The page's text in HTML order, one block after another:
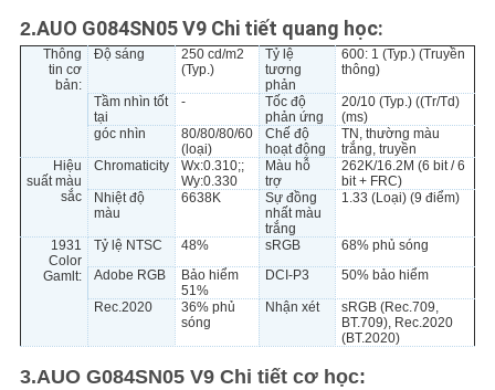
2.AUO G084SN05 V9 Chi tiết quang học:
Thông
tin cơ
bản:
Độ sáng
250 cd/m2
(Typ.)
Tỷ lệ
tương
phản
600: 1 (Typ.) (Truyền
thông)
Tầm nhìn tốt
tại
-
Tốc độ
phản ứng
20/10 (Typ.) ((Tr/Td)
(ms)
góc nhìn
80/80/80/60
(loại)
Chế độ
hoạt động
TN, thường màu
trắng, truyền
Hiệu
suất màu
sắc
Chromaticity
Wx:0.310;;
Wy:0.330
Màu hỗ
trợ
262K/16.2M (6 bit / 6
bit + FRC)
Nhiệt độ
màu
6638K
Sự đồng
nhất màu
trắng
1.33 (Loại) (9 điểm)
1931
Color
Gamlt:
Tỷ lệ NTSC 48% sRGB
68% phủ sóng
Adobe RGB
Bảo hiểm
51%
DCI-P3 50% bảo hiểm
Rec.2020
36% phủ
sóng
Nhận xét
sRGB (Rec.709,
BT.709), Rec.2020
(BT.2020)
3.AUO G084SN05 V9 Chi tiết cơ học: